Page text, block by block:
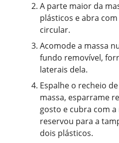
A parte maior da
plásticos e abra
circular.
Acomode a massa
fundo removível,
laterais dela.
Espalhe o recheio
massa, esparrame
gosto e cubra com
reservou para a
dois plásticos.